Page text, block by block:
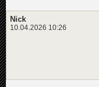
Nick
10.04.2026 10:26